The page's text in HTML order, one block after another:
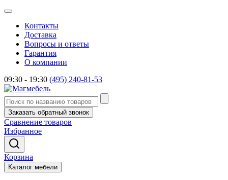
Контакты
Доставка
Вопросы и ответы
Гарантия
О компании
09:30 - 19:30 (495) 240-81-53
Заказать обратный звонок
Сравнение товаров
Избранное
Корзина
Каталог мебели